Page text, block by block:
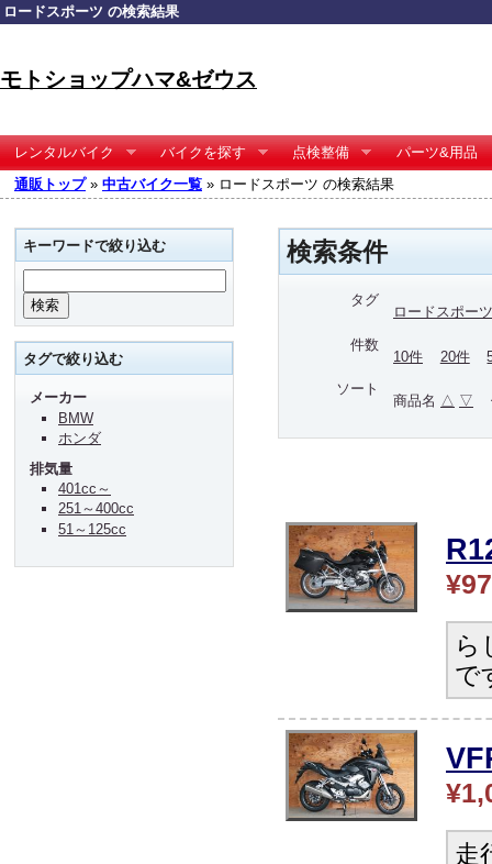
ロードスポーツ の検索結果
モトショップハマ&ゼウス
レンタルバイク バイクを探す 点検整備
パーツ&用品
通販トップ» 中古バイク一覧 » ロードスポーツ の検索結果
検索条件
タグ
ロードスポーツ
件数
10件 20件
ソート
商品名 △ ▽
ら
で
走
キーワードで絞り込む
タグで絞り込む
メーカー
BMW
ホンダ
排気量
401cc～
251～400cc
51～125cc